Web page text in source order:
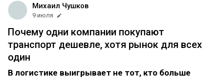
Михаил Чушков
9 июля
Почему одни компании покупают
транспорт дешевле, хотя рынок для всех
один
В логистике выигрывает не тот, кто больше